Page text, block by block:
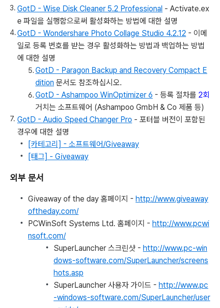
GotD - Wise Disk Cleaner 5.2 Professional - Activate.ex
e 파일을 실행함으로써 활성화하는 방법에 대한 설명
GotD - Wondershare Photo Collage Studio 4.2.12 - 이메
일로 등록 번호를 받는 경우 활성화하는 방법과 백업하는 방법
에 대한 설명
GotD - Paragon Backup and Recovery Compact E
dition 문서도 참조하십시오.
GotD - Ashampoo WinOptimizer 6 - 등록 절차를 2회
거치는 소프트웨어 (Ashampoo GmbH & Co 제품 등)
GotD - Audio Speed Changer Pro - 포터블 버전이 포함된
경우에 대한 설명
[카테고리] - 소프트웨어/Giveaway
[태그] - Giveaway
외부 문서
Giveaway of the day 홈페이지 - http://www.giveaway
oftheday.com/
PCWinSoft Systems Ltd. 홈페이지 - http://www.pcwi
nsoft.com/
SuperLauncher 스크린샷 - http://www.pc-win
dows-software.com/SuperLauncher/screens
hots.asp
SuperLauncher 사용자 가이드 - http://www.pc
-windows-software.com/SuperLauncher/user